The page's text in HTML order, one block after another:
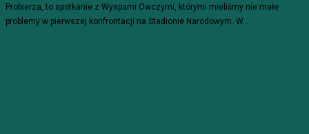
Probierza, to spotkanie z Wyspami Owczymi, którymi mieliśmy nie małe
problemy w pierwszej konfrontacji na Stadionie Narodowym. W...